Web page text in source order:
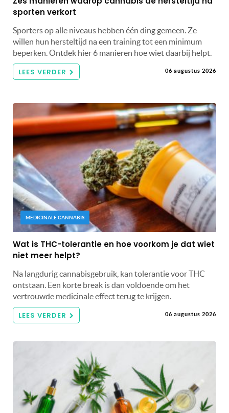
sporten verkort
Sporters op alle niveaus hebben één ding gemeen. Ze
willen hun hersteltijd na een training tot een minimum
beperken. Ontdek hier 6 manieren hoe wiet daarbij helpt.
LEES VERDER 06 augustus 2026
MEDICINALE CANNABIS
Wat is THC-tolerantie en hoe voorkom je dat wiet
niet meer helpt?
Na langdurig cannabisgebruik, kan tolerantie voor THC
ontstaan. Een korte break is dan voldoende om het
vertrouwde medicinale effect terug te krijgen.
LEES VERDER 06 augustus 2026